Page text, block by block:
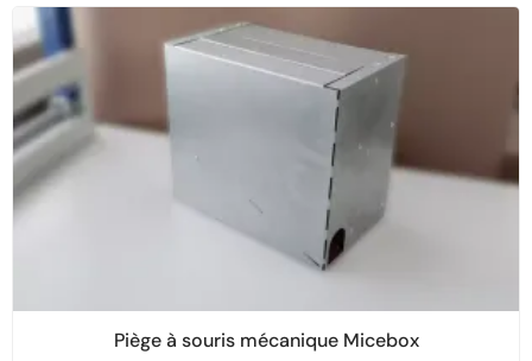
Piège à souris mécanique Micebox